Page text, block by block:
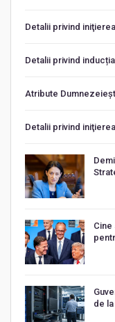
Detalii privind
Detalii privind
Atribute
Detalii privind
Cine
de